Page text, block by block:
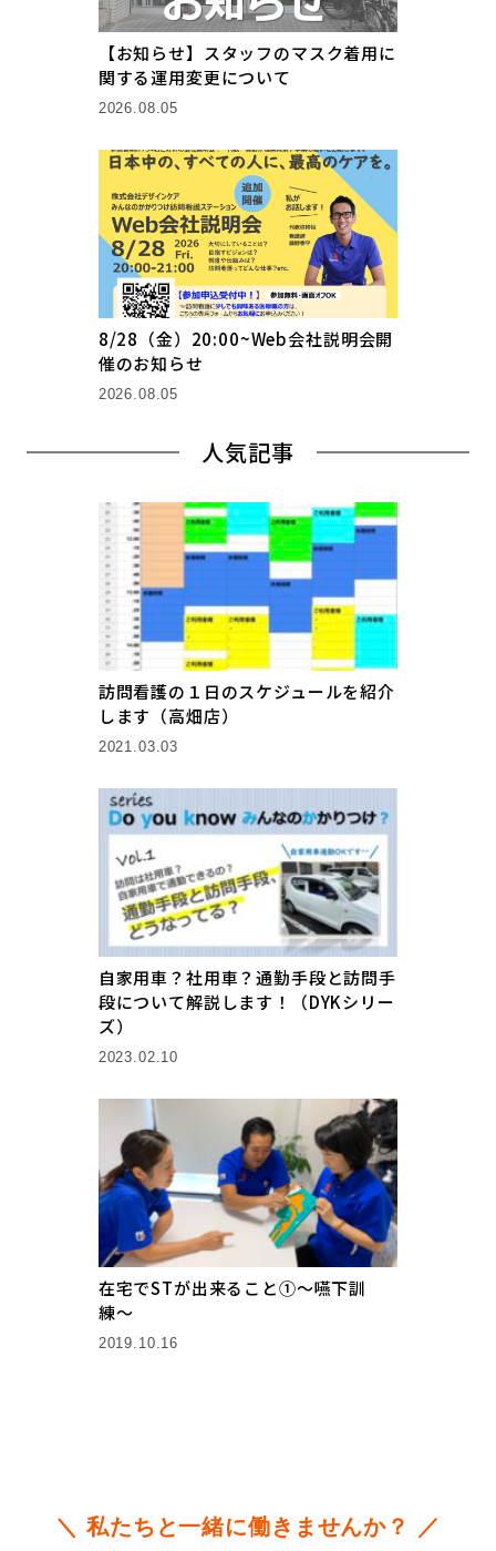
【お知らせ】スタッフのマスク着用に
関する運用変更について
2026.08.05
8/28（金）20:00~Web会社説明会開
催のお知らせ
2026.08.05
人気記事
訪問看護の１日のスケジュールを紹介
します（高畑店）
2021.03.03
自家用車？社用車？通勤手段と訪問手
段について解説します！（DYKシリー
ズ）
2023.02.10
在宅でSTが出来ること①〜嚥下訓
練〜
2019.10.16
＼ 私たちと一緒に働きませんか？ ／